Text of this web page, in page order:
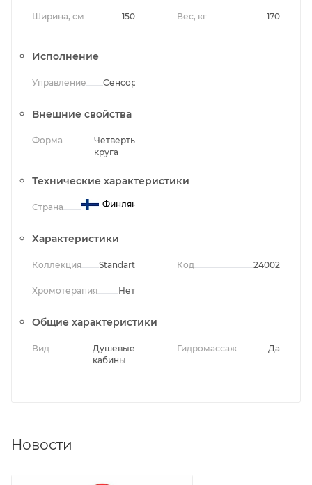
Ширина, см 150 Вес, кг 170
Исполнение
Управление Сенсорное
Внешние свойства
Форма
Четверть
круга
Технические характеристики
Страна Финляндия
Характеристики
Коллекция Standart
Хромотерапия Нет
Код 24002
Общие характеристики
Вид
Душевые
кабины
Гидромассаж Да
Новости